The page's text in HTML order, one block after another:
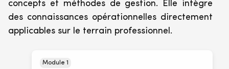
concepts et méthodes de gestion. Elle intègre
des connaissances opérationnelles directement
applicables sur le terrain professionnel.
Module 1